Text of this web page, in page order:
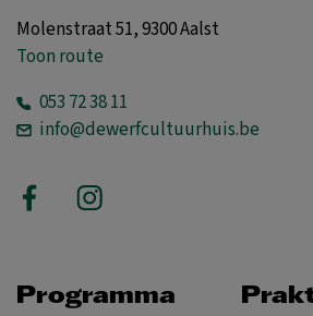
Molenstraat 51, 9300 Aalst
Toon route
053 72 38 11
info@dewerfcultuurhuis.be
Programma